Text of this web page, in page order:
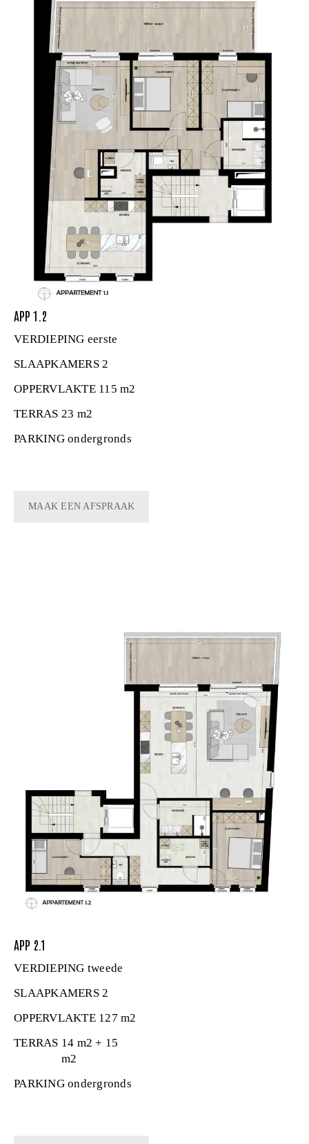
APP 1.2
VERDIEPING eerste
SLAAPKAMERS 2
OPPERVLAKTE 115 m2
TERRAS 23 m2
PARKING ondergronds
MAAK EEN AFSPRAAK
APP 2.1
VERDIEPING tweede
SLAAPKAMERS 2
OPPERVLAKTE 127 m2
TERRAS 14 m2 + 15
m2
PARKING ondergronds